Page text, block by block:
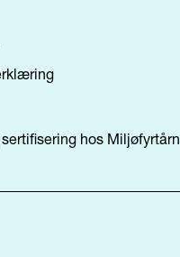
hos Miljøfyrtårn